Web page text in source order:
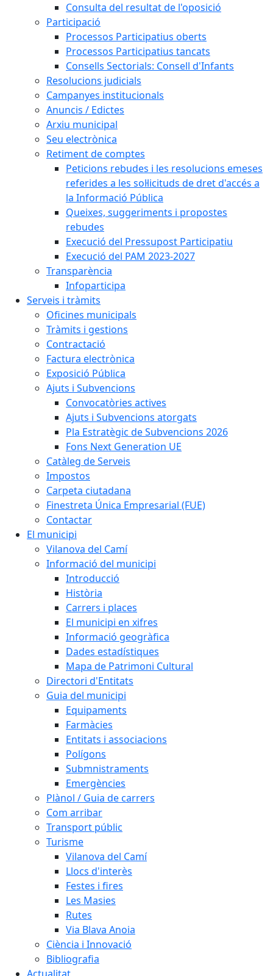
Consulta del resultat de l'oposició
Participació
Processos Participatius oberts
Processos Participatius tancats
Consells Sectorials: Consell d'Infants
Resolucions judicials
Campanyes institucionals
Anuncis / Edictes
Arxiu municipal
Seu electrònica
Retiment de comptes
Peticions rebudes i les resolucions emeses
referides a les sol·licituds de dret d'accés a
la Informació Pública
Queixes, suggeriments i propostes
rebudes
Execució del Pressupost Participatiu
Execució del PAM 2023-2027
Transparència
Infoparticipa
Serveis i tràmits
Oficines municipals
Tràmits i gestions
Contractació
Factura electrònica
Exposició Pública
Ajuts i Subvencions
Convocatòries actives
Ajuts i Subvencions atorgats
Pla Estratègic de Subvencions 2026
Fons Next Generation UE
Catàleg de Serveis
Impostos
Carpeta ciutadana
Finestreta Única Empresarial (FUE)
Contactar
El municipi
Vilanova del Camí
Informació del municipi
Introducció
Història
Carrers i places
El municipi en xifres
Informació geogràfica
Dades estadístiques
Mapa de Patrimoni Cultural
Directori d'Entitats
Guia del municipi
Equipaments
Farmàcies
Entitats i associacions
Polígons
Submnistraments
Emergències
Plànol / Guia de carrers
Com arribar
Transport públic
Turisme
Vilanova del Camí
Llocs d'interès
Festes i fires
Les Masies
Rutes
Via Blava Anoia
Ciència i Innovació
Bibliografia